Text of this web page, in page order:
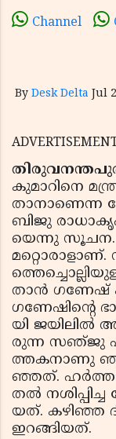
Channel
By Desk Delta Jul
കു­മാ­റി­നെ
താ­നാ­ണെ­ന്ന
ബി­ജു
യെ­ന്നു സൂച­ന.
താന്‍ ഗ­ണേ­ഷ്
ഗ­ണേ­ഷി­ന്റെ
യി ജ­യി­ലില്‍
രു­ന്ന സ­ഞ്­ജു
ത്ത­ക­നാ­ണു
ഞ്ഞത്.
ത­ല്‍
യത്. ക­ഴി­ഞ്ഞ
ഇ­റ­ങ്ങി­യ­ത്.